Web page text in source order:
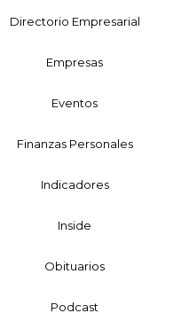
Directorio Empresarial
Empresas
Eventos
Finanzas Personales
Indicadores
Inside
Obituarios
Podcast